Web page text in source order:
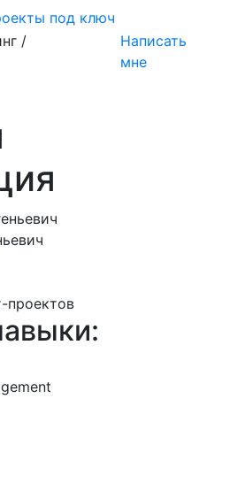
под ключ
/
Написать
мне
проектов